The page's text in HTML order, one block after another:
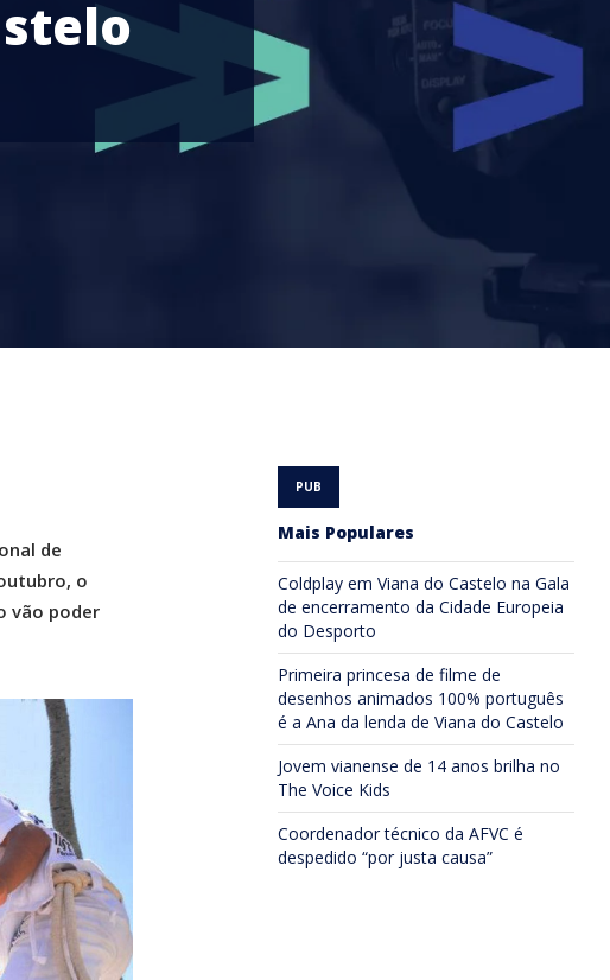
de
o
vão poder
Mais Populares
Coldplay em Viana do Castelo na Gala
de encerramento da Cidade Europeia
do Desporto
Primeira princesa de filme de
desenhos animados 100% português
é a Ana da lenda de Viana do Castelo
Jovem vianense de 14 anos brilha no
The Voice Kids
Coordenador técnico da AFVC é
despedido “por justa causa”